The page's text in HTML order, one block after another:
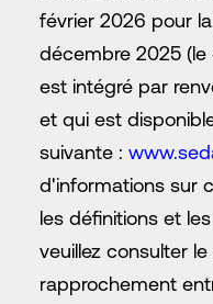
février 2026 pour
décembre 2025
est intégré par
et qui est
suivante :
d'informations sur
les définitions et
veuillez consulter
rapprochement